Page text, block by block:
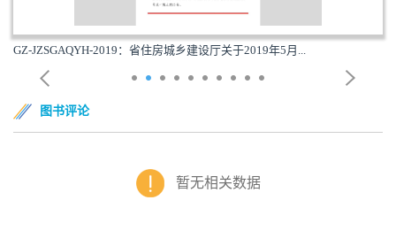
JZSGAQYH-2019：省住房城乡建设厅关于2019年5月...
图书评论
暂无相关数据